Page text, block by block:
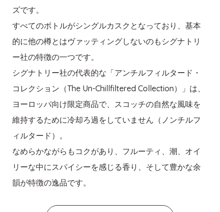
ズです。
すべてのボトルがシングルカスクとなっており、基本
的に他の樽とはヴァッティングしないのもシグナトリ
ー社の特徴の一つです。
シグナトリー社の代表的な「アンチルフィルタード・
コレクション（The Un-Chillfiltered Collection）」は、
ヨーロッパ向け限定商品で、スコッチの自然な風味を
維持するために冷却ろ過をしていません（ノンチルフ
ィルタード）。
なめらかながらもコクがあり、フルーティ、潮、オイ
リーな中にスパイシーを感じる香り、そして豊かな余
韻が特徴の逸品です。